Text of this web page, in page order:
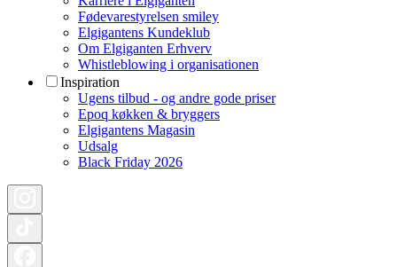
Fødevarestyrelsen smiley
Elgigantens Kundeklub
Om Elgiganten Erhverv
Whistleblowing i organisationen
Inspiration
Ugens tilbud - og andre gode priser
Epoq køkken & bryggers
Elgigantens Magasin
Udsalg
Black Friday 2026